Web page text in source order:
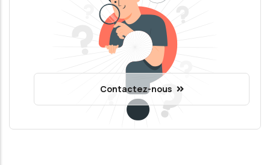
Contactez-nous